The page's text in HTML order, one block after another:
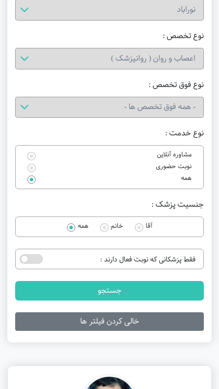
نوع خدمت :
مشاوره آنلاین
نوبت حضوری
همه
نوع تخصص :
نوع فوق تخصص :
جنسیت پزشک :
آقا خانم همه
فقط پزشکانی که نوبت فعال دارند :
جستجو
خالی کردن فیلتر ها